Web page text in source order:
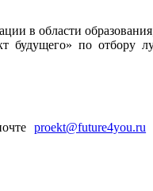
в области
будущего» по отбору
proekt@future4you.ru